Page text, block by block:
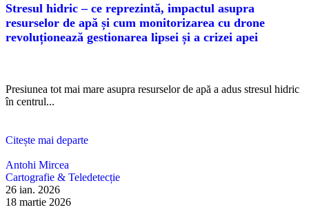
Stresul hidric – ce reprezintă, impactul asupra
resurselor de apă și cum monitorizarea cu drone
revoluționează gestionarea lipsei și a crizei apei
Presiunea tot mai mare asupra resurselor de apă a adus stresul hidric
în centrul...
Citește mai departe
Antohi Mircea
Cartografie & Teledetecție
26 ian. 2026
18 martie 2026